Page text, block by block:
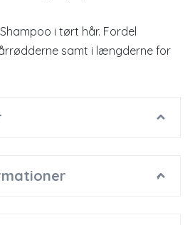
i tørt hår. Fordel
samt i længderne for